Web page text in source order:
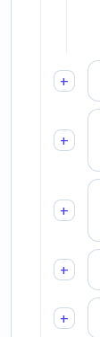
+
+
+
+
+